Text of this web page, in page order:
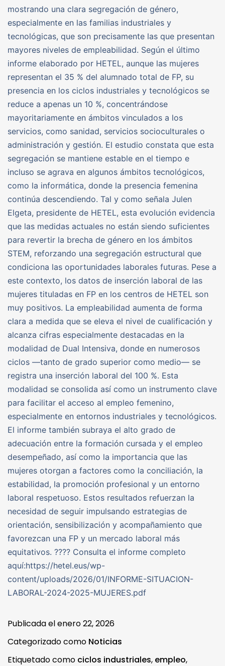
mostrando una clara segregación de género,
especialmente en las familias industriales y
tecnológicas, que son precisamente las que presentan
mayores niveles de empleabilidad. Según el último
informe elaborado por HETEL, aunque las mujeres
representan el 35 % del alumnado total de FP, su
presencia en los ciclos industriales y tecnológicos se
reduce a apenas un 10 %, concentrándose
mayoritariamente en ámbitos vinculados a los
servicios, como sanidad, servicios socioculturales o
administración y gestión. El estudio constata que esta
segregación se mantiene estable en el tiempo e
incluso se agrava en algunos ámbitos tecnológicos,
como la informática, donde la presencia femenina
continúa descendiendo. Tal y como señala Julen
Elgeta, presidente de HETEL, esta evolución evidencia
que las medidas actuales no están siendo suficientes
para revertir la brecha de género en los ámbitos
STEM, reforzando una segregación estructural que
condiciona las oportunidades laborales futuras. Pese a
este contexto, los datos de inserción laboral de las
mujeres tituladas en FP en los centros de HETEL son
muy positivos. La empleabilidad aumenta de forma
clara a medida que se eleva el nivel de cualificación y
alcanza cifras especialmente destacadas en la
modalidad de Dual Intensiva, donde en numerosos
ciclos —tanto de grado superior como medio— se
registra una inserción laboral del 100 %. Esta
modalidad se consolida así como un instrumento clave
para facilitar el acceso al empleo femenino,
especialmente en entornos industriales y tecnológicos.
El informe también subraya el alto grado de
adecuación entre la formación cursada y el empleo
desempeñado, así como la importancia que las
mujeres otorgan a factores como la conciliación, la
estabilidad, la promoción profesional y un entorno
laboral respetuoso. Estos resultados refuerzan la
necesidad de seguir impulsando estrategias de
orientación, sensibilización y acompañamiento que
favorezcan una FP y un mercado laboral más
equitativos. ???? Consulta el informe completo
aquí:https://hetel.eus/wp-
content/uploads/2026/01/INFORME-SITUACION-
LABORAL-2024-2025-MUJERES.pdf
Publicada elenero 22, 2026
Categorizado como Noticias
Etiquetado como ciclos industriales, empleo,